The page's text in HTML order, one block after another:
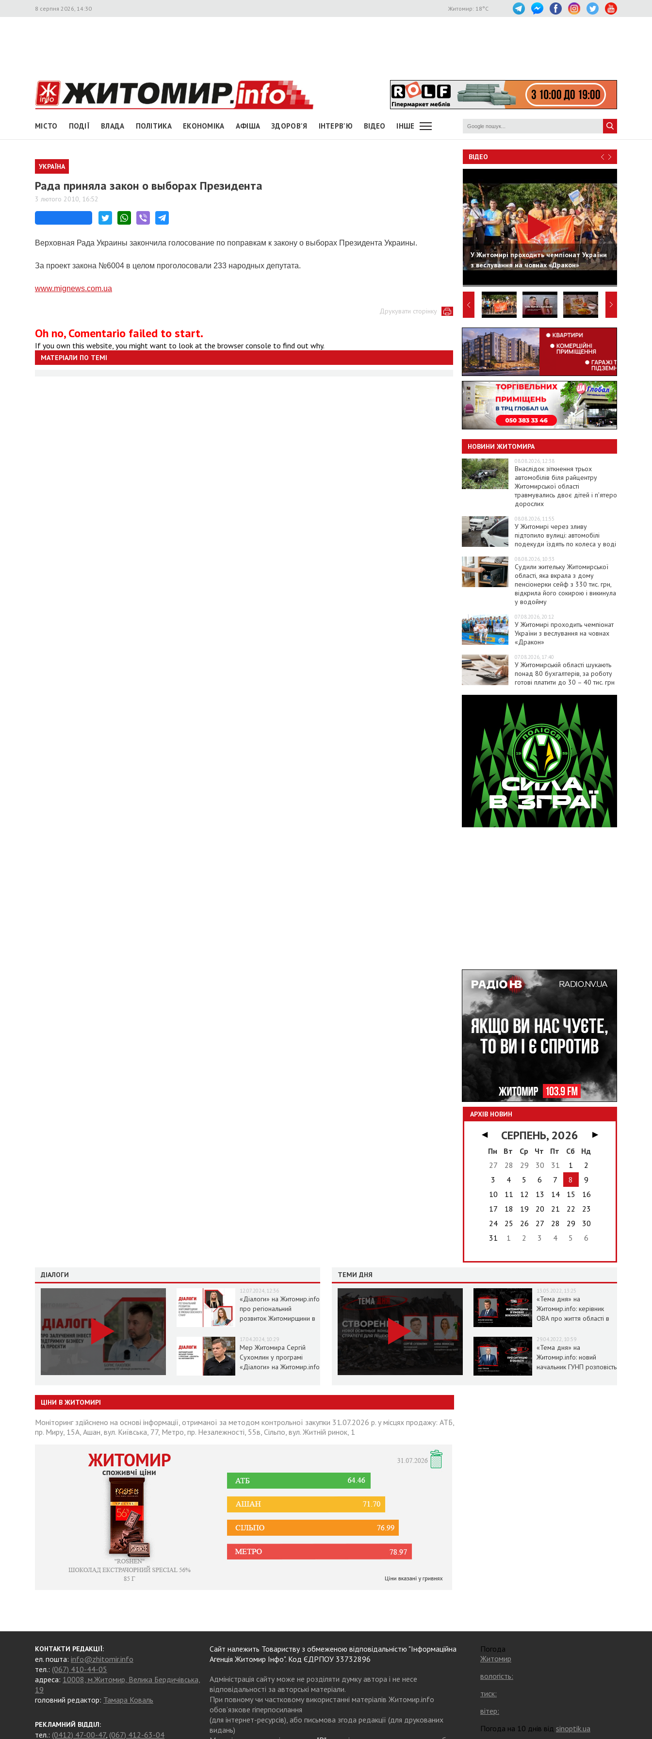
8 серпня 2026, 14:30 Житомир: 18°C
МІСТО ПОДІЇ ВЛАДА ПОЛІТИКА ЕКОНОМІКА АФІША ЗДОРОВ'Я ІНТЕРВ'Ю ВІДЕО ІНШЕ
УКРАЇНА
Рада приняла закон о выборах Президента
3 лютого 2010, 16:52
Верховная Рада Украины закончила голосование по поправкам к закону о выборах Президента Украины.
За проект закона №6004 в целом проголосовали 233 народных депутата.
www.mignews.com.ua
Друкувати сторінку
Oh no, Comentario failed to start.
If you own this website, you might want to look at the browser console to find out why.
МАТЕРІАЛИ ПО ТЕМІ
ВІДЕО
У Житомирі проходить чемпіонат України
з веслування на човнах «Дракон»
НОВИНИ ЖИТОМИРА
08.08.2026, 12:38
Внаслідок зіткнення трьох
автомобілів біля райцентру
Житомирської області
травмувались двоє дітей і пʼятеро
дорослих
08.08.2026, 11:55
У Житомирі через зливу
підтопило вулиці: автомобілі
подекуди їздять по колеса у воді
08.08.2026, 10:33
Судили жительку Житомирської
області, яка вкрала з дому
пенсіонерки сейф з 330 тис. грн,
відкрила його сокирою і викинула
у водойму
07.08.2026, 20:12
У Житомирі проходить чемпіонат
України з веслування на човнах
«Дракон»
07.08.2026, 17:40
У Житомирській області шукають
понад 80 бухгалтерів, за роботу
готові платити до 30 – 40 тис. грн
АРХІВ НОВИН
◀ СЕРПЕНЬ, 2026
▶
Пн
Вт Ср Чт Пт Сб
Нд
27
28 29 30 31 1
2
3
4 5 6 7 8
9
10
11 12 13 14 15
16
17
18 19 20 21 22
23
24
25 26 27 28 29
30
31
1 2 3 4 5 6
ДІАЛОГИ
12.07.2024, 12:36
«Діалоги» на Житомир.info
про регіональний
розвиток Житомирщини в
17.04.2024, 10:29
Мер Житомира Сергій
Сухомлин у програмі
«Діалоги» на Житомир.info
ТЕМИ ДНЯ
13.05.2022, 13:25
«Тема дня» на
Житомир.info: керівник
ОВА про життя області в
29.04.2022, 10:59
«Тема дня» на
Житомир.info: новий
начальник ГУНП розповість
ЦІНИ В ЖИТОМИРІ
Моніторинг здійснено на основі інформації, отриманої за методом контрольної закупки 31.07.2026 р. у місцях продажу: АТБ,
пр. Миру, 15А, Ашан, вул. Київська, 77, Метро, пр. Незалежності, 55в, Сільпо, вул. Житній ринок, 1
КОНТАКТИ РЕДАКЦІЇ:
ел. пошта: info@zhitomir.info
тел.: (067) 410-44-05
адреса: 10008, м.Житомир, Велика Бердичівська,
19
головний редактор: Тамара Коваль
РЕКЛАМНИЙ ВІДДІЛ:
тел.: (0412) 47-00-47, (067) 412-63-04
Сайт належить Товариству з обмеженою відповідальністю "Інформаційна
Агенція Житомир Інфо". Код ЄДРПОУ 33732896
Адміністрація сайту може не розділяти думку автора і не несе
відповідальності за авторські матеріали.
При повному чи частковому використанні матеріалів Житомир.info
обов’язкове гіперпосилання
(для інтернет-ресурсів), або письмова згода редакції (для друкованих
видань)
Погода
Житомир
вологість:
тиск:
вітер:
Погода на 10 днів від sinoptik.ua